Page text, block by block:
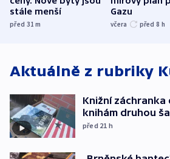
stále menší
před 31m
Gazu
včera před 8 h
Aktuálně z rubriky
Knižní
knihám druhou
před 21 h